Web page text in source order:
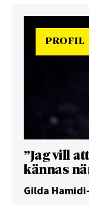
PROFIL
”Jag vill
kännas
Gilda